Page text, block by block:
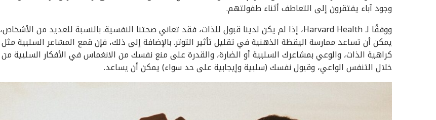
وجود آباء يفتقرون إلى التعاطف أثناء طفولتهم.
ووفقًا لـ Harvard Health، إذا لم يكن لدينا قبول للذات، فقد تعاني صحتنا النفسية. بالنسبة للعديد من الأشخاص،
يمكن أن تساعد ممارسة اليقظة الذهنية في تقليل تأثير التوتر. بالإضافة إلى ذلك، فإن قمع المشاعر السلبية مثل
كراهية الذات، والوعي بمشاعرك السلبية أو الضارة، والقدرة على منع نفسك من الانغماس في الأفكار السلبية من
خلال التنفس الواعي، وقبول نفسك (سلبية وإيجابية على حد سواء) يمكن أن يساعد.